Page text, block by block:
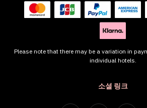
소셜 링크
Please note that there may be a variation in
individual hotels.